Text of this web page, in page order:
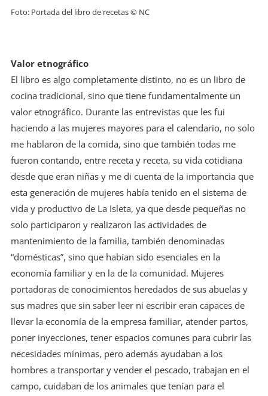
Foto: Portada del libro de recetas © NC
Valor etnográfico
El libro es algo completamente distinto, no es un libro de
cocina tradicional, sino que tiene fundamentalmente un
valor etnográfico. Durante las entrevistas que les fui
haciendo a las mujeres mayores para el calendario, no solo
me hablaron de la comida, sino que también todas me
fueron contando, entre receta y receta, su vida cotidiana
desde que eran niñas y me di cuenta de la importancia que
esta generación de mujeres había tenido en el sistema de
vida y productivo de La Isleta, ya que desde pequeñas no
solo participaron y realizaron las actividades de
mantenimiento de la familia, también denominadas
“domésticas”, sino que habían sido esenciales en la
economía familiar y en la de la comunidad. Mujeres
portadoras de conocimientos heredados de sus abuelas y
sus madres que sin saber leer ni escribir eran capaces de
llevar la economía de la empresa familiar, atender partos,
poner inyecciones, tener espacios comunes para cubrir las
necesidades mínimas, pero además ayudaban a los
hombres a transportar y vender el pescado, trabajan en el
campo, cuidaban de los animales que tenían para el